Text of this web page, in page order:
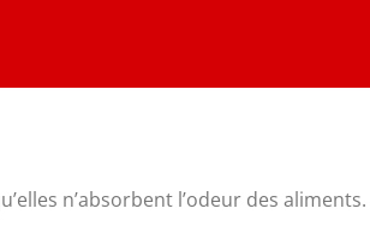
n’absorbent l’odeur des aliments.